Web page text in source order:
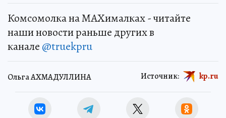
Комсомолка на MAXималках - читайте
наши новости раньше других в
канале @truekpru
Ольга АХМАДУЛЛИНА Источник: kp.ru